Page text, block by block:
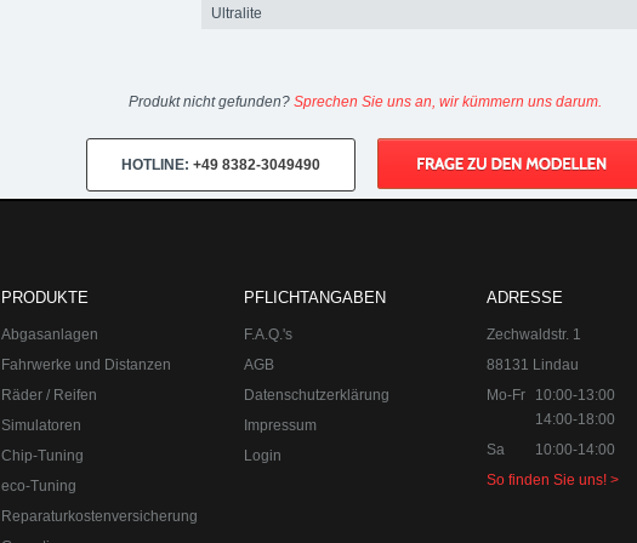
Ultralite
Produkt nicht gefunden? Sprechen Sie uns an, wir kümmern uns darum.
HOTLINE: +49 8382-3049490
PRODUKTE
Abgasanlagen
Fahrwerke und Distanzen
Räder / Reifen
Simulatoren
Chip-Tuning
eco-Tuning
Reparaturkostenversicherung
PFLICHTANGABEN
F.A.Q.'s
AGB
Datenschutzerklärung
Impressum
Login
ADRESSE
Zechwaldstr. 1
88131 Lindau
Mo-Fr
10:00-13:00
14:00-18:00
Sa
10:00-14:00
So finden Sie uns! >